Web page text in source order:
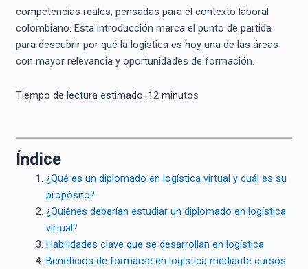
competencias reales, pensadas para el contexto laboral
colombiano. Esta introducción marca el punto de partida
para descubrir por qué la logística es hoy una de las áreas
con mayor relevancia y oportunidades de formación.
Tiempo de lectura estimado: 12minutos
Índice
¿Qué es un diplomado en logística virtual y cuál es su
propósito?
¿Quiénes deberían estudiar un diplomado en logística
virtual?
Habilidades clave que se desarrollan en logística
Beneficios de formarse en logística mediante cursos